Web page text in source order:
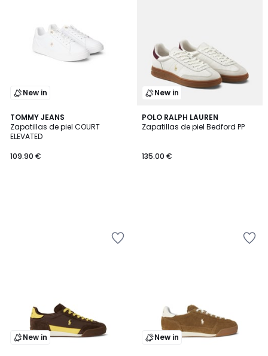
New in
TOMMY JEANS
Zapatillas de piel COURT
ELEVATED
109.90 €
New in
POLO RALPH LAUREN
Zapatillas de piel Bedford PP
135.00 €
New in New in